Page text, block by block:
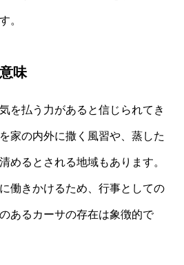
。
味
を払う力があると信じられてき
家の内外に撒く風習や、蒸した
めるとされる地域もあります。
働きかけるため、行事としての
あるカーサの存在は象徴的で